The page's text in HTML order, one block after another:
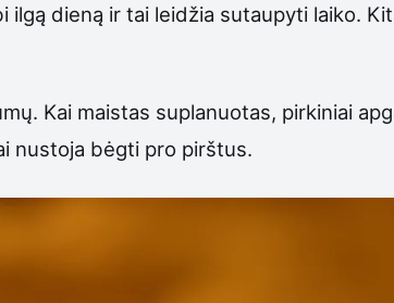
ilgą dieną ir tai leidžia sutaupyti laiko.
Kai maistas suplanuotas, pirkiniai
nustoja bėgti pro pirštus.